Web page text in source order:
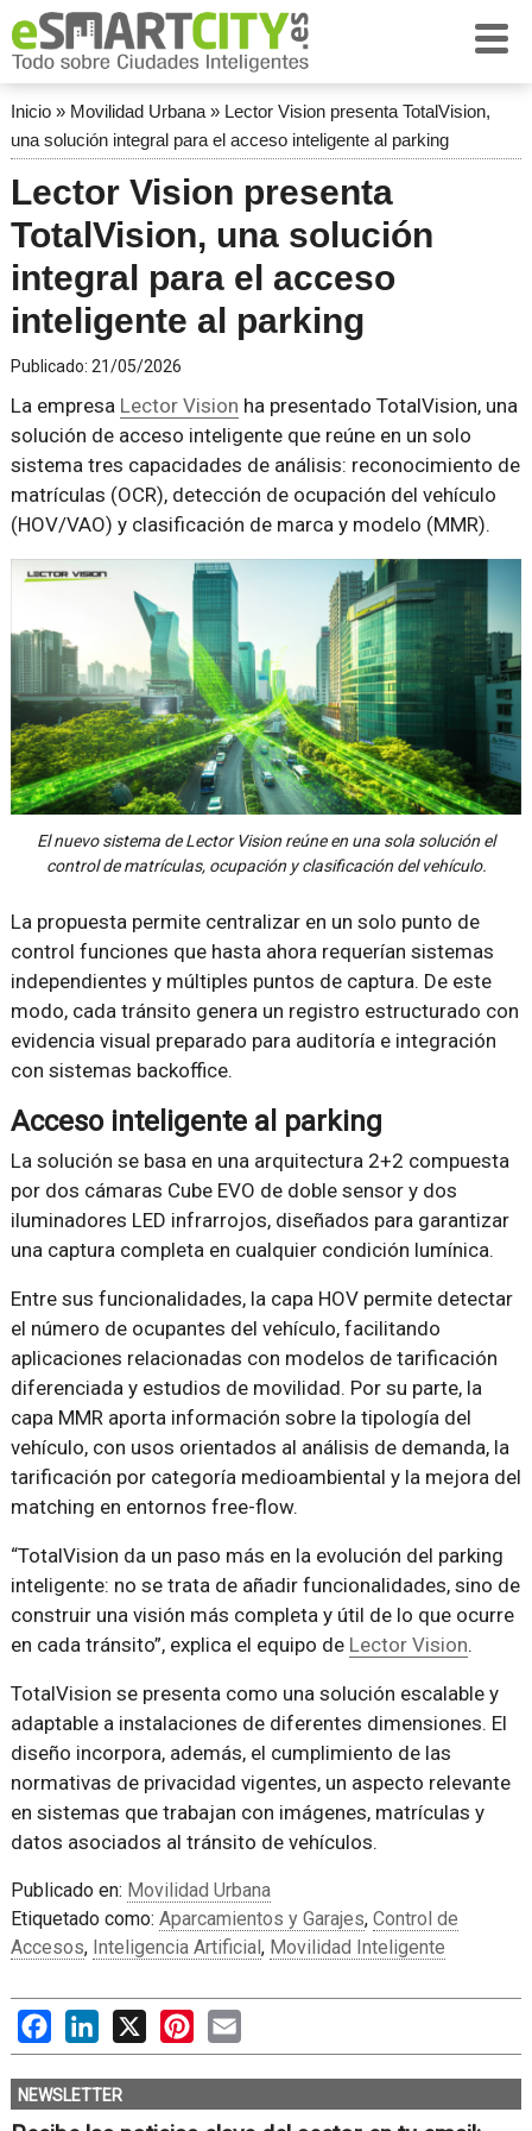
Inicio» Movilidad Urbana» Lector Vision presenta TotalVision,
una solución integral para el acceso inteligente al parking
Lector Vision presenta
TotalVision, una solución
integral para el acceso
inteligente al parking
Publicado: 21/05/2026
La empresa Lector Vision ha presentado TotalVision, una
solución de acceso inteligente que reúne en un solo
sistema tres capacidades de análisis: reconocimiento de
matrículas (OCR), detección de ocupación del vehículo
(HOV/VAO) y clasificación de marca y modelo (MMR).
El nuevo sistema de Lector Vision reúne en una sola solución el
control de matrículas, ocupación y clasificación del vehículo.
La propuesta permite centralizar en un solo punto de
control funciones que hasta ahora requerían sistemas
independientes y múltiples puntos de captura. De este
modo, cada tránsito genera un registro estructurado con
evidencia visual preparado para auditoría e integración
con sistemas backoffice.
Acceso inteligente al parking
La solución se basa en una arquitectura 2+2 compuesta
por dos cámaras Cube EVO de doble sensor y dos
iluminadores LED infrarrojos, diseñados para garantizar
una captura completa en cualquier condición lumínica.
Entre sus funcionalidades, la capa HOV permite detectar
el número de ocupantes del vehículo, facilitando
aplicaciones relacionadas con modelos de tarificación
diferenciada y estudios de movilidad. Por su parte, la
capa MMR aporta información sobre la tipología del
vehículo, con usos orientados al análisis de demanda, la
tarificación por categoría medioambiental y la mejora del
matching en entornos free-flow.
“TotalVision da un paso más en la evolución del parking
inteligente: no se trata de añadir funcionalidades, sino de
construir una visión más completa y útil de lo que ocurre
en cada tránsito”, explica el equipo de Lector Vision.
TotalVision se presenta como una solución escalable y
adaptable a instalaciones de diferentes dimensiones. El
diseño incorpora, además, el cumplimiento de las
normativas de privacidad vigentes, un aspecto relevante
en sistemas que trabajan con imágenes, matrículas y
datos asociados al tránsito de vehículos.
Publicado en: Movilidad Urbana
Etiquetado como: Aparcamientos y Garajes, Control de
Accesos, Inteligencia Artificial, Movilidad Inteligente
FacebookLinkedIn
X PinterestEmail
NEWSLETTER